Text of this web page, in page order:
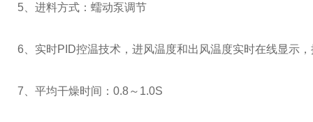
5、进料方式：蠕动泵调节
6、实时PID控温技术，进风温度和出风温度实时在线显示
7、平均干燥时间：0.8～1.0S